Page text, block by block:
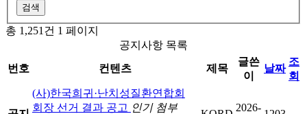
총 1,251건 1 페이지
공지사항 목록
번호
컨텐츠 제목
글쓴
이
날짜
조
회
(사)한국희귀·난치성질환연합회
회장 선거 결과 공고 인기 첨부
2026-